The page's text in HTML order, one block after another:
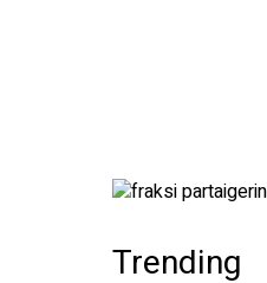
Trending